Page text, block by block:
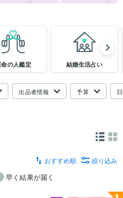
の人鑑定 結婚生活占い
出品者情報 予算
早く結果が届く
おすすめ順 絞り込み